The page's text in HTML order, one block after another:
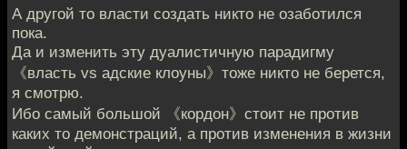
А другой то власти создать никто не озаботился
пока.
Да и изменить эту дуалистичную парадигму
《власть vs адские клоуны》тоже никто не берется,
я смотрю.
Ибо самый большой 《кордон》стоит не против
каких то демонстраций, а против изменения в жизни